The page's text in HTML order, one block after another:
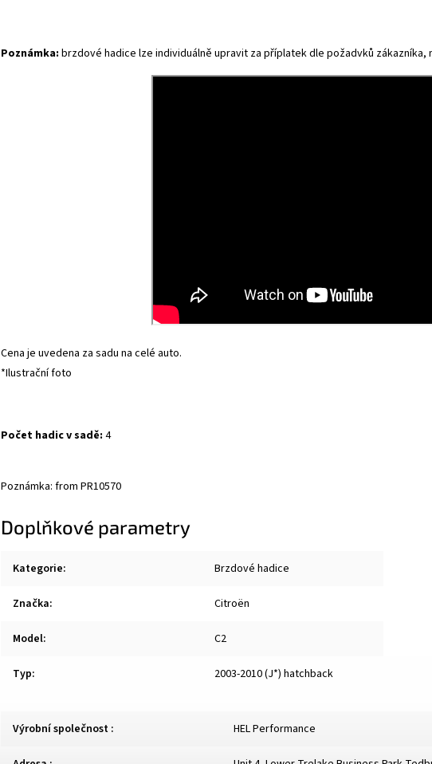
Poznámka: brzdové hadice lze individuálně upravit za příplatek dle požadvků zákazníka,
Cena je uvedena za sadu na celé auto.
*Ilustrační foto
Počet hadic v sadě: 4
Poznámka: from PR10570
Doplňkové parametry
Kategorie: Brzdové hadice
Značka: Citroën
Model: C2
Typ: 2003-2010 (J*) hatchback
Výrobní společnost : HEL Performance